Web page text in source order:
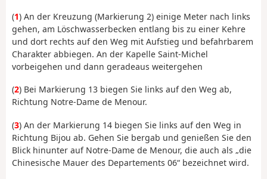
(1) An der Kreuzung (Markierung 2) einige Meter nach links
gehen, am Löschwasserbecken entlang bis zu einer Kehre
und dort rechts auf den Weg mit Aufstieg und befahrbarem
Charakter abbiegen. An der Kapelle Saint-Michel
vorbeigehen und dann geradeaus weitergehen
(2) Bei Markierung 13 biegen Sie links auf den Weg ab,
Richtung Notre-Dame de Menour.
(3) An der Markierung 14 biegen Sie links auf den Weg in
Richtung Bijou ab. Gehen Sie bergab und genießen Sie den
Blick hinunter auf Notre-Dame de Menour, die auch als „die
Chinesische Mauer des Departements 06“ bezeichnet wird.